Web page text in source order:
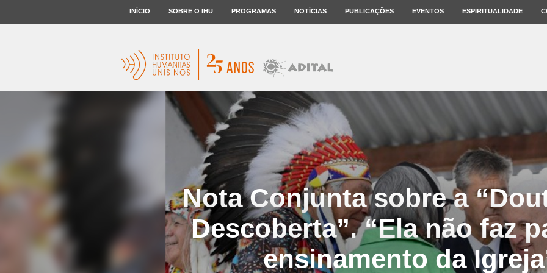
INÍCIO SOBRE O IHU PROGRAMAS NOTÍCIAS PUBLICAÇÕES EVENTOS ESPIRITUALIDADE
Nota Conjunta sobre a
Descoberta”. “Ela não faz
ensinamento da